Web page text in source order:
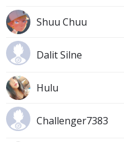
Shuu Chuu
Dalit Silne
Hulu
Challenger7383